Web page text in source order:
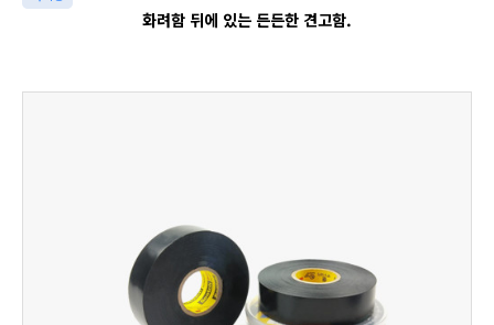
화려함 뒤에 있는 든든한 견고함.